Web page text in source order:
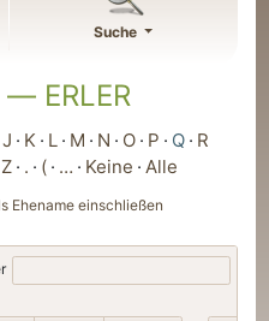
Suche
— ERLER
J K L M N O P Q R
Z . ( … Keine Alle
Ehename einschließen